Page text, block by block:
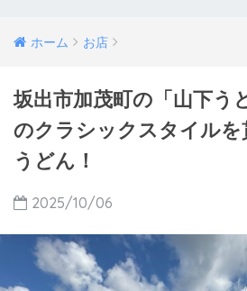
ホーム お店
坂出市加茂町の「山下う
のクラシックスタイル
うどん！
2025/10/06